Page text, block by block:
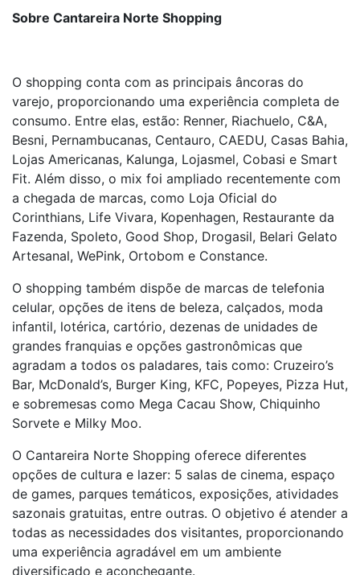
Sobre Cantareira Norte Shopping
O shopping conta com as principais âncoras do
varejo, proporcionando uma experiência completa de
consumo. Entre elas, estão: Renner, Riachuelo, C&A,
Besni, Pernambucanas, Centauro, CAEDU, Casas Bahia,
Lojas Americanas, Kalunga, Lojasmel, Cobasi e Smart
Fit. Além disso, o mix foi ampliado recentemente com
a chegada de marcas, como Loja Oficial do
Corinthians, Life Vivara, Kopenhagen, Restaurante da
Fazenda, Spoleto, Good Shop, Drogasil, Belari Gelato
Artesanal, WePink, Ortobom e Constance.
O shopping também dispõe de marcas de telefonia
celular, opções de itens de beleza, calçados, moda
infantil, lotérica, cartório, dezenas de unidades de
grandes franquias e opções gastronômicas que
agradam a todos os paladares, tais como: Cruzeiro’s
Bar, McDonald’s, Burger King, KFC, Popeyes, Pizza Hut,
e sobremesas como Mega Cacau Show, Chiquinho
Sorvete e Milky Moo.
O Cantareira Norte Shopping oferece diferentes
opções de cultura e lazer: 5 salas de cinema, espaço
de games, parques temáticos, exposições, atividades
sazonais gratuitas, entre outras. O objetivo é atender a
todas as necessidades dos visitantes, proporcionando
uma experiência agradável em um ambiente
diversificado e aconchegante.